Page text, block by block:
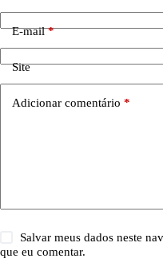
E-mail*
Site
Adicionar comentário *
Salvar meus dados neste
que eu comentar.